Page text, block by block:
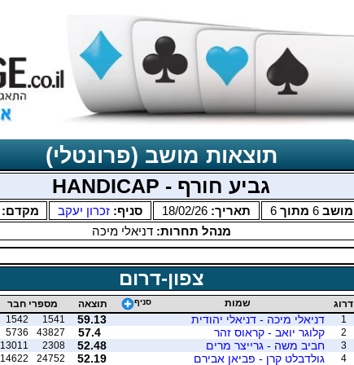
תוצאות מושב (פרונטלי)
גביע חורף - HANDICAP
מושב6 מתוך6 תאריך: 18/02/26 סניף: זכרון יעקב מקדם:
מנהל תחרות:דניאלי מיכה
צפון-דרום
דרוג שמות סניף תוצאה מספרי חבר
1
דניאלי מיכה - דניאלי יהודית 59.13
1541
1542
2
קלוגר יואב - קראוס זהר 57.4
43827
5736
3
חביב משה - גרייצר מרים 52.48
2308
13011
4
גולדבלט קרן - פביאן אבירם 52.19
24752
14622